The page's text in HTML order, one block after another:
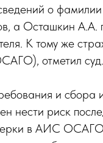
о
а Осташкин А.А.
К тому же
отметил суд.
и
нести риск
в АИС